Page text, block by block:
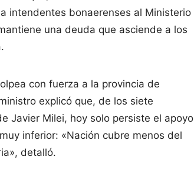
intendentes bonaerenses al Ministerio
una deuda que asciende a los
con fuerza a la provincia de
explicó que, de los siete
Javier Milei, hoy solo persiste el apoyo
inferior: «Nación cubre menos del
detalló.